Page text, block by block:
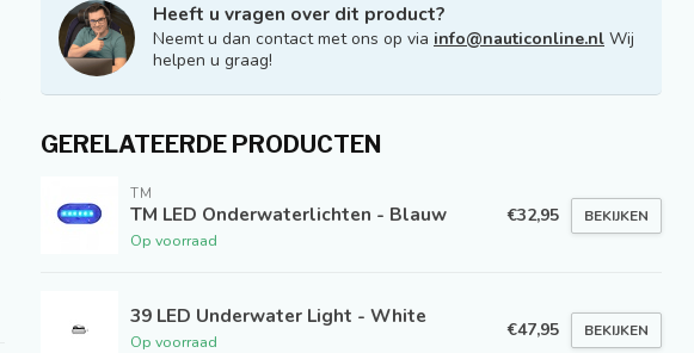
Heeft u vragen over dit product?
Neemt u dan contact met ons op via info@nauticonline.nl Wij
helpen u graag!
GERELATEERDE PRODUCTEN
TM
TM LED Onderwaterlichten - Blauw
Op voorraad
€32,95 BEKIJKEN
39 LED Underwater Light - White
Op voorraad
€47,95 BEKIJKEN